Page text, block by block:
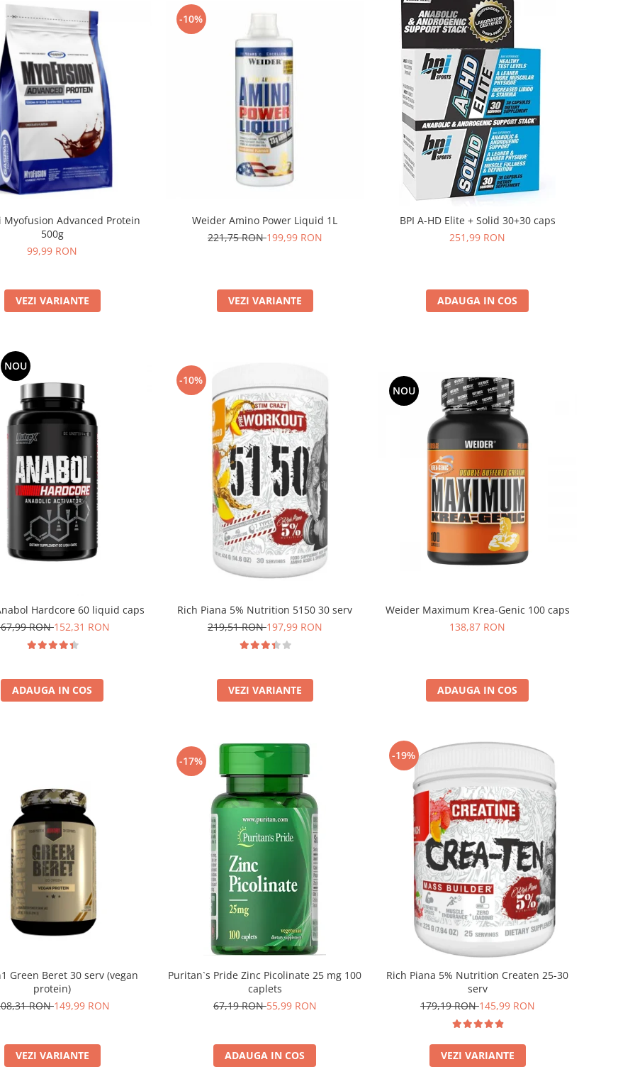
Myofusion Advanced Protein
500g
99,99 RON
VEZI VARIANTE
-10%
Weider Amino Power Liquid 1L
221,75 RON199,99 RON
VEZI VARIANTE
BPI A-HD Elite + Solid 30+30 caps
251,99 RON
ADAUGA IN COS
NOU
Hardcore 60 liquid caps
RON152,31 RON
ADAUGA IN COS
-10%
Rich Piana 5% Nutrition 5150 30 serv
219,51 RON197,99 RON
VEZI VARIANTE
NOU
Weider Maximum Krea-Genic 100 caps
138,87 RON
ADAUGA IN COS
Green Beret 30 serv (vegan
protein)
RON149,99 RON
VEZI VARIANTE
-17%
Puritan`s Pride Zinc Picolinate 25 mg 100
caplets
67,19 RON55,99 RON
ADAUGA IN COS
-19%
Rich Piana 5% Nutrition Createn 25-30
serv
179,19 RON145,99 RON
VEZI VARIANTE